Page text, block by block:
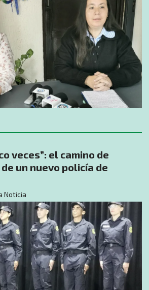
veces”: el camino de
un nuevo policía de
Noticia